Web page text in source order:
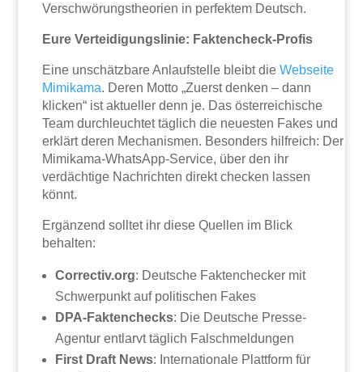
Verschwörungstheorien in perfektem Deutsch.
Eure Verteidigungslinie: Faktencheck-Profis
Eine unschätzbare Anlaufstelle bleibt dieWebseite
Mimikama. Deren Motto „Zuerst denken – dann
klicken“ ist aktueller denn je. Das österreichische
Team durchleuchtet täglich die neuesten Fakes und
erklärt deren Mechanismen. Besonders hilfreich: Der
Mimikama-WhatsApp-Service, über den ihr
verdächtige Nachrichten direkt checken lassen
könnt.
Ergänzend solltet ihr diese Quellen im Blick
behalten:
Correctiv.org: Deutsche Faktenchecker mit
Schwerpunkt auf politischen Fakes
DPA-Faktenchecks: Die Deutsche Presse-
Agentur entlarvt täglich Falschmeldungen
First Draft News: Internationale Plattform für